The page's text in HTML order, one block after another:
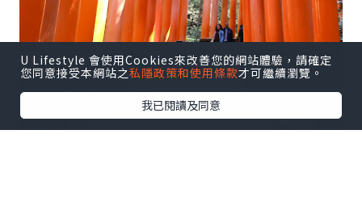
U Lifestyle 會使用Cookies來改善您的網站體驗，請確定
您同意接受本網站之私隱政策和使用條款才可繼續瀏覽。
我已閱讀及同意